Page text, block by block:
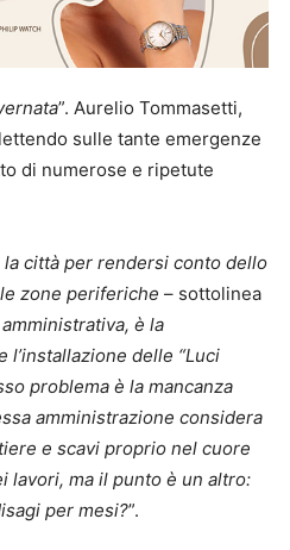
”. Aurelio Tommasetti,
sulle tante emergenze
di numerose e ripetute
città per rendersi conto dello
zone periferiche – sottolinea
è la
delle “Luci
problema è la mancanza
amministrazione considera
e scavi proprio nel cuore
lavori, ma il punto è un altro:
per mesi?”.